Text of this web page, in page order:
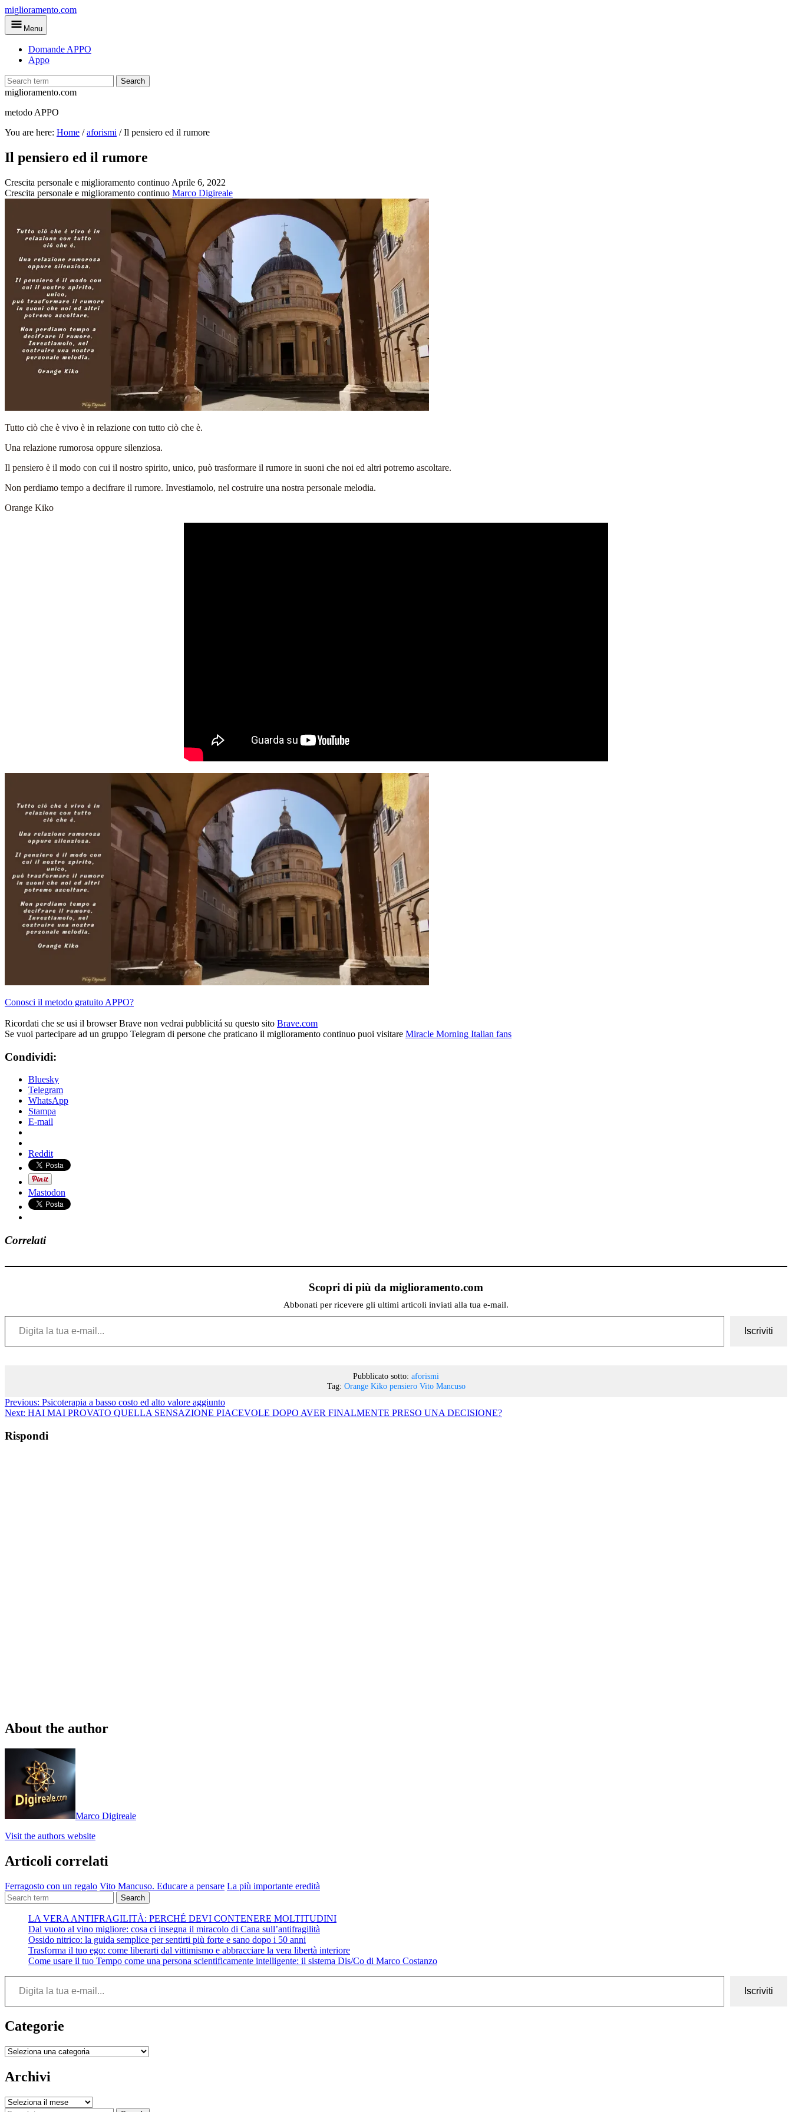
Skip
to
main
miglioramento.com
Menu
Domande APPO
Appo
Search
miglioramento.com
metodo APPO
You are here: Home /aforismi /Il pensiero ed il rumore
Il pensiero ed il rumore
Crescita personale e miglioramento continuo Aprile 6, 2022
Crescita personale e miglioramento continuo Marco Digireale
Tutto ciò che è vivo è in relazione con tutto ciò che è.
Una relazione rumorosa oppure silenziosa.
Il pensiero è il modo con cui il nostro spirito, unico, può trasformare il rumore in suoni che noi ed altri potremo ascoltare.
Non perdiamo tempo a decifrare il rumore. Investiamolo, nel costruire una nostra personale melodia.
Orange Kiko
Conosci il metodo gratuito APPO?
Ricordati che se usi il browser Brave non vedrai pubblicitá su questo sito Brave.com
Se vuoi partecipare ad un gruppo Telegram di persone che praticano il miglioramento continuo puoi visitare Miracle Morning Italian fans
Condividi:
Bluesky
Telegram
WhatsApp
Stampa
E-mail
Reddit
Mastodon
Correlati
Scopri di più da miglioramento.com
Abbonati per ricevere gli ultimi articoli inviati alla tua e-mail.
Digita la tua e-mail...
Iscriviti
Pubblicato sotto: aforismi
Tag: Orange Kiko pensiero Vito Mancuso
Previous: Psicoterapia a basso costo ed alto valore aggiunto
Next: HAI MAI PROVATO QUELLA SENSAZIONE PIACEVOLE DOPO AVER FINALMENTE PRESO UNA DECISIONE?
Rispondi
About the author
Marco Digireale
Visit the authors website
Articoli correlati
Ferragosto con un regalo Vito Mancuso. Educare a pensare La più importante eredità
Search
LA VERA ANTIFRAGILITÀ: PERCHÉ DEVI CONTENERE MOLTITUDINI
Dal vuoto al vino migliore: cosa ci insegna il miracolo di Cana sull’antifragilità
Ossido nitrico: la guida semplice per sentirti più forte e sano dopo i 50 anni
Trasforma il tuo ego: come liberarti dal vittimismo e abbracciare la vera libertà interiore
Come usare il tuo Tempo come una persona scientificamente intelligente: il sistema Dis/Co di Marco Costanzo
Digita la tua e-mail...
Iscriviti
Categorie
Categorie
Archivi
Archivi